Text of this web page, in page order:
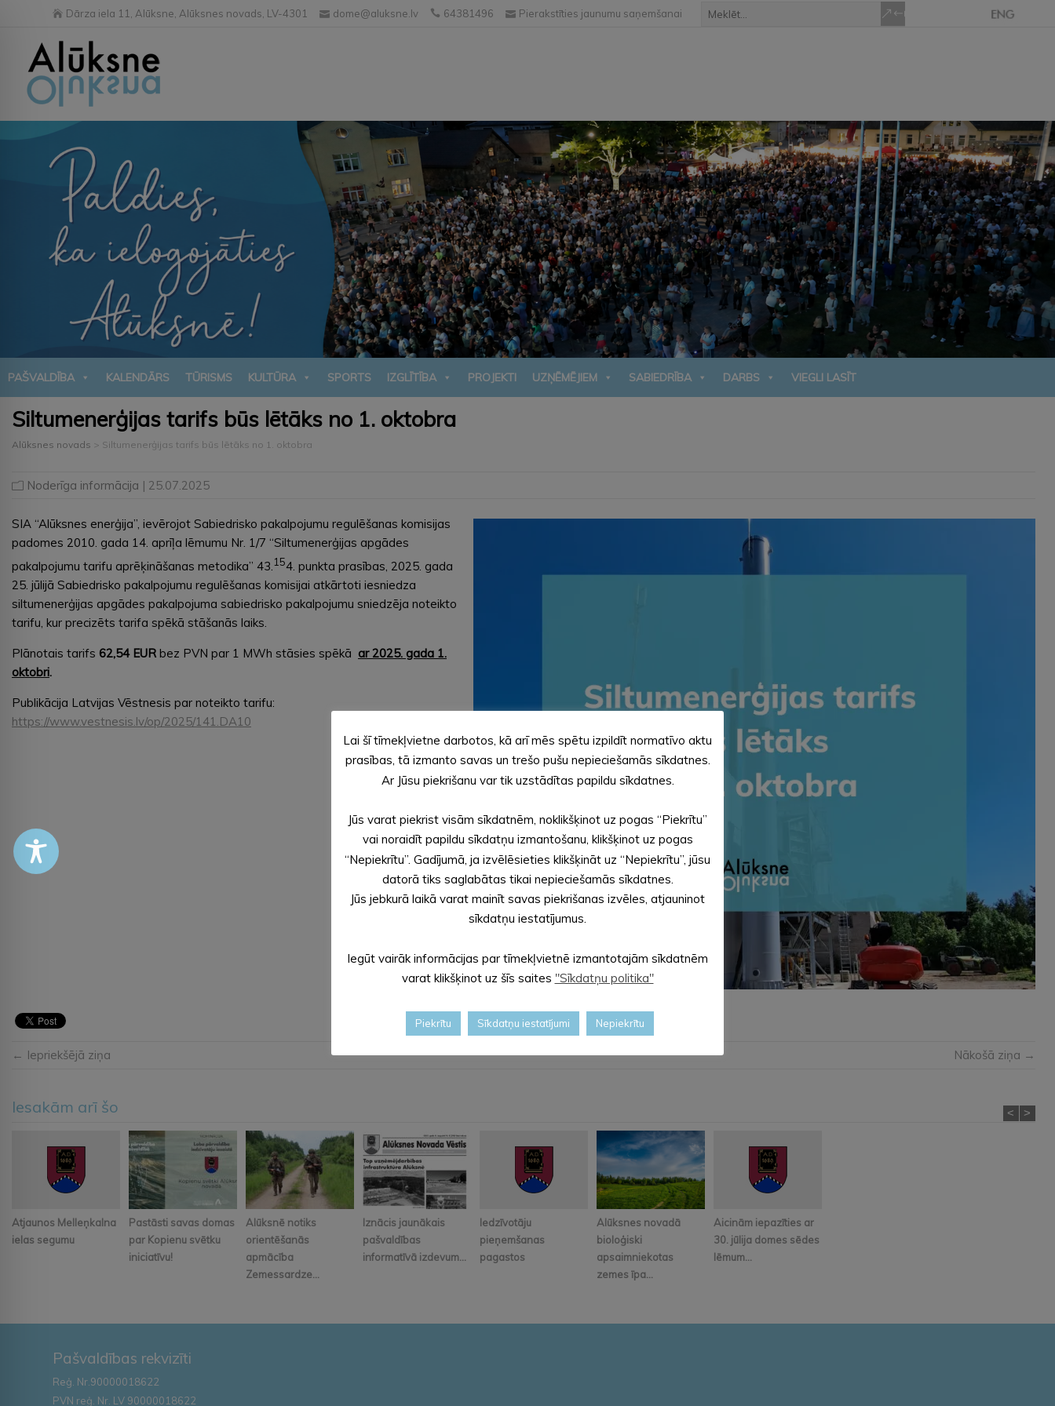
Dārza iela 11, Alūksne, Alūksnes novads, LV-4301 dome@aluksne.lv 64381496 Pierakstīties jaunumu saņemšanai
PAŠVALDĪBA KALENDĀRS TŪRISMS KULTŪRA SPORTS IZGLĪTĪBA PROJEKTI UZŅĒMĒJIEM SABIEDRĪBA DARBS VIEGLI LASĪT
Siltumenerģijas tarifs būs lētāks no 1. oktobra
Alūksnes novads > Siltumenerģijas tarifs būs lētāks no 1. oktobra
Noderīga informācija | 25.07.2025
SIA “Alūksnes enerģija”, ievērojot Sabiedrisko pakalpojumu regulēšanas komisijas
padomes 2010. gada 14. aprīļa lēmumu Nr. 1/7 “Siltumenerģijas apgādes
pakalpojumu tarifu aprēķināšanas metodika” 43.154. punkta prasības, 2025. gada
25. jūlijā Sabiedrisko pakalpojumu regulēšanas komisijai atkārtoti iesniedza
siltumenerģijas apgādes pakalpojuma sabiedrisko pakalpojumu sniedzēja noteikto
tarifu, kur precizēts tarifa spēkā stāšanās laiks.
Plānotais tarifs 62,54 EUR bez PVN par 1 MWh stāsies spēkā ar 2025. gada 1.
oktobri.
Publikācija Latvijas Vēstnesis par noteikto tarifu:
https://www.vestnesis.lv/op/2025/141.DA10
← Iepriekšējā ziņa Nākošā ziņa →
Iesakām arī šo
Atjaunos Melleņkalna
ielas segumu
Pastāsti savas domas
par Kopienu svētku
iniciatīvu!
Alūksnē notiks
orientēšanās
apmācība
Zemessardze...
Iznācis jaunākais
pašvaldības
informatīvā izdevum...
Iedzīvotāju
pieņemšanas
pagastos
Alūksnes novadā
bioloģiski
apsaimniekotas
zemes īpa...
Aicinām iepazīties ar
30. jūlija domes sēdes
lēmum...
< >
Pašvaldības rekvizīti
Reģ. Nr.90000018622
PVN reģ. Nr. LV 90000018622
Lai šī tīmekļvietne darbotos, kā arī mēs spētu izpildīt normatīvo aktu
prasības, tā izmanto savas un trešo pušu nepieciešamās sīkdatnes.
Ar Jūsu piekrišanu var tik uzstādītas papildu sīkdatnes.
Jūs varat piekrist visām sīkdatnēm, noklikšķinot uz pogas “Piekrītu”
vai noraidīt papildu sīkdatņu izmantošanu, klikšķinot uz pogas
“Nepiekrītu”. Gadījumā, ja izvēlēsieties klikšķināt uz “Nepiekrītu”, jūsu
datorā tiks saglabātas tikai nepieciešamās sīkdatnes.
Jūs jebkurā laikā varat mainīt savas piekrišanas izvēles, atjauninot
sīkdatņu iestatījumus.
Iegūt vairāk informācijas par tīmekļvietnē izmantotajām sīkdatnēm
varat klikšķinot uz šīs saites "Sīkdatņu politika"
Piekrītu Sīkdatņu iestatījumi Nepiekrītu